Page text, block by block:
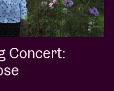
Concert: